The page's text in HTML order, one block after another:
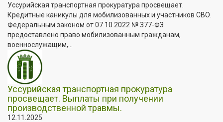
Уссурийская транспортная прокуратура просвещает.
Кредитные каникулы для мобилизованных и участников СВО.
Федеральным законом от 07.10.2022 № 377-ФЗ
предоставлено право мобилизованным гражданам,
военнослужащим,...
Уссурийская транспортная прокуратура
просвещает. Выплаты при получении
производственной травмы.
12.11.2025